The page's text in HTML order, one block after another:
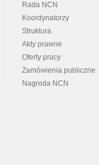
Rada NCN
Koordynatorzy
Struktura
Akty prawne
Oferty pracy
Zamówienia publiczne
Nagroda NCN